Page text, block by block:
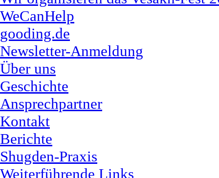
WeCanHelp
gooding.de
Newsletter-Anmeldung
Über uns
Geschichte
Ansprechpartner
Kontakt
Berichte
Shugden-Praxis
Weiterführende Links